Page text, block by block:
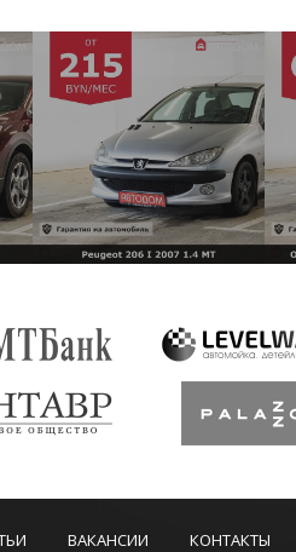
ВАКАНСИИ КОНТАКТЫ